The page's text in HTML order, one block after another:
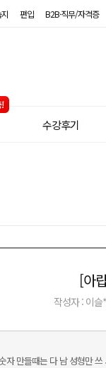
편입 B2B·직무/자격증
수강후기
[아
작성자 : 이슬
만들때는 다 남 성형만